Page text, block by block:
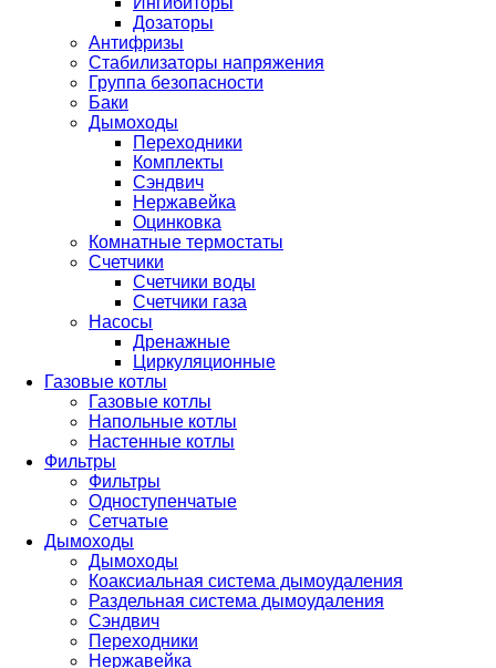
Дозаторы
Антифризы
Стабилизаторы напряжения
Группа безопасности
Баки
Дымоходы
Переходники
Комплекты
Сэндвич
Нержавейка
Оцинковка
Комнатные термостаты
Счетчики
Счетчики воды
Счетчики газа
Насосы
Дренажные
Циркуляционные
Газовые котлы
Газовые котлы
Напольные котлы
Настенные котлы
Фильтры
Фильтры
Одноступенчатые
Сетчатые
Дымоходы
Дымоходы
Коаксиальная система дымоудаления
Раздельная система дымоудаления
Сэндвич
Переходники
Нержавейка